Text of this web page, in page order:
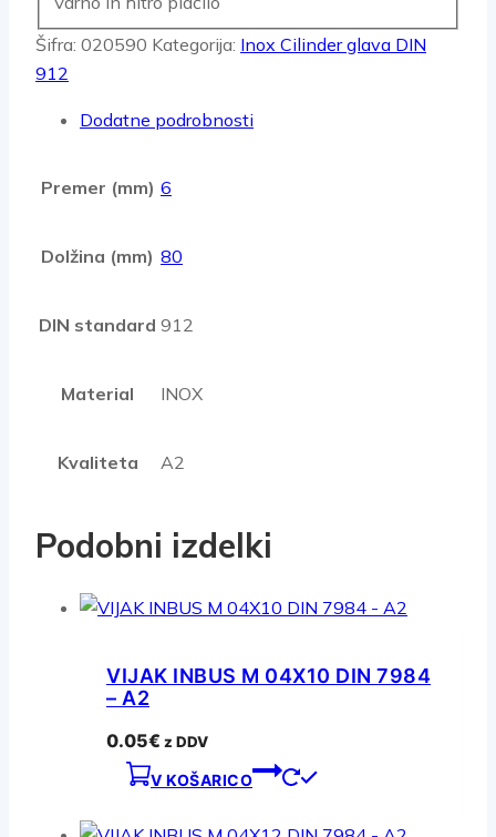
Šifra: 020590 Kategorija: Inox Cilinder glava DIN
912
Dodatne podrobnosti
Premer (mm) 6
Dolžina (mm) 80
DIN standard 912
Material INOX
Kvaliteta A2
Podobni izdelki
VIJAK INBUS M 04X10 DIN 7984
– A2
0.05€ z DDV
V KOŠARICO